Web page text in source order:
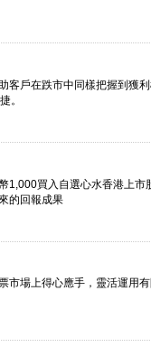
戶在跌市中同樣把握到獲
。
買入自選心水香港上市
的回報成果
場上得心應手，靈活運用有